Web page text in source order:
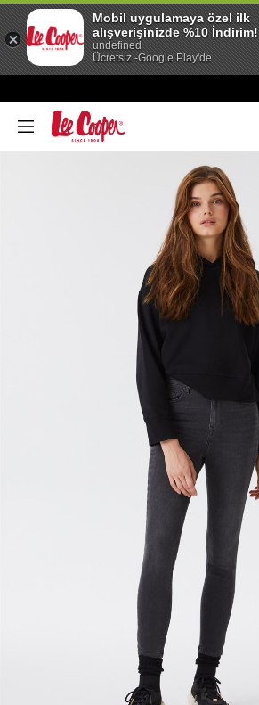
Mobil uygulamaya özel ilk
alışverişinizde %10 İndirim!
undefined
Ücretsiz -Google Play'de